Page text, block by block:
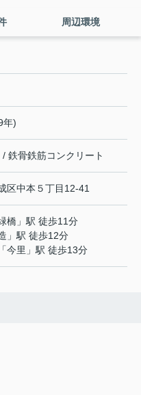
周辺環境
年)
鉄骨鉄筋コンクリート
区中本 ５丁目12-41
橋 」駅 徒歩11分
」駅 徒歩12分
「今里 」駅 徒歩13分